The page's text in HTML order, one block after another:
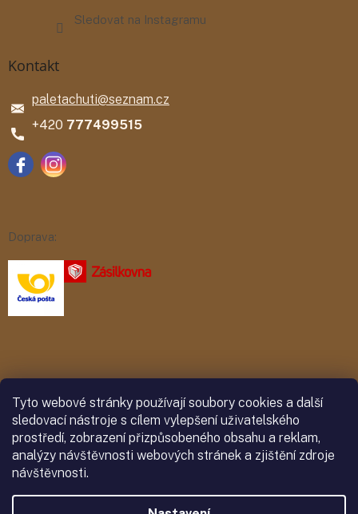
Tyto webové stránky používají soubory cookies a další
sledovací nástroje s cílem vylepšení uživatelského
prostředí, zobrazení přizpůsobeného obsahu a reklam,
analýzy návštěvnosti webových stránek a zjištění zdroje
návštěvnosti.
Sledovat na Instagramu
Kontakt
paletachuti@seznam.cz
777499515
Doprava: